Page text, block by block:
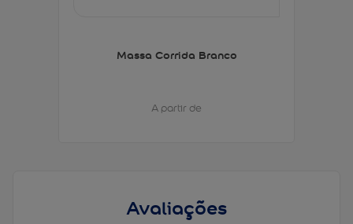
Massa Corrida Branco
A partir de
Avaliações